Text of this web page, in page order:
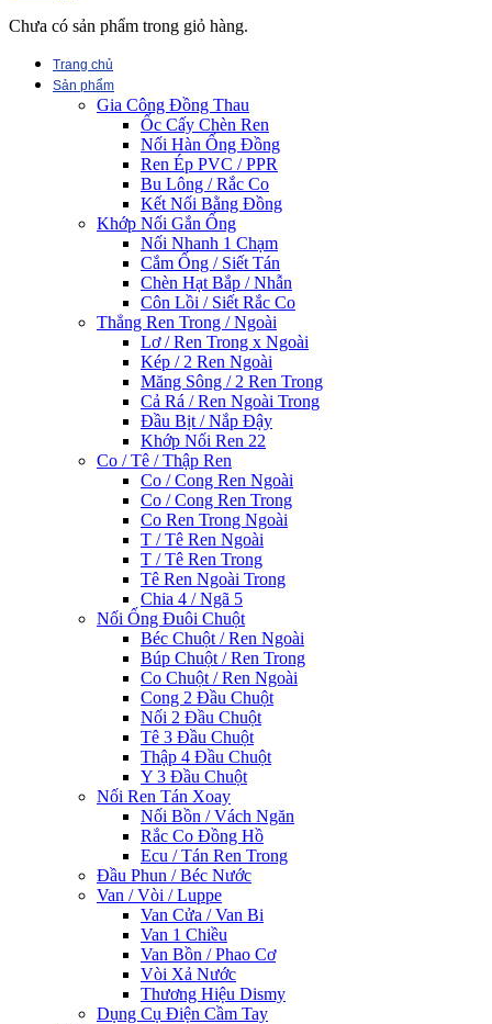
Chưa có sản phẩm trong giỏ hàng.
Trang chủ
Sản phẩm
Gia Công Đồng Thau
Ốc Cấy Chèn Ren
Nối Hàn Ống Đồng
Ren Ép PVC / PPR
Bu Lông / Rắc Co
Kết Nối Bằng Đồng
Khớp Nối Gắn Ống
Nối Nhanh 1 Chạm
Cắm Ống / Siết Tán
Chèn Hạt Bắp / Nhẫn
Côn Lồi / Siết Rắc Co
Thẳng Ren Trong / Ngoài
Lơ / Ren Trong x Ngoài
Kép / 2 Ren Ngoài
Măng Sông / 2 Ren Trong
Cả Rá / Ren Ngoài Trong
Đầu Bịt / Nắp Đậy
Khớp Nối Ren 22
Co / Tê / Thập Ren
Co / Cong Ren Ngoài
Co / Cong Ren Trong
Co Ren Trong Ngoài
T / Tê Ren Ngoài
T / Tê Ren Trong
Tê Ren Ngoài Trong
Chia 4 / Ngã 5
Nối Ống Đuôi Chuột
Béc Chuột / Ren Ngoài
Búp Chuột / Ren Trong
Co Chuột / Ren Ngoài
Cong 2 Đầu Chuột
Nối 2 Đầu Chuột
Tê 3 Đầu Chuột
Thập 4 Đầu Chuột
Y 3 Đầu Chuột
Nối Ren Tán Xoay
Nối Bồn / Vách Ngăn
Rắc Co Đồng Hồ
Ecu / Tán Ren Trong
Đầu Phun / Béc Nước
Van / Vòi / Luppe
Van Cửa / Van Bi
Van 1 Chiều
Van Bồn / Phao Cơ
Vòi Xả Nước
Thương Hiệu Dismy
Dụng Cụ Điện Cầm Tay